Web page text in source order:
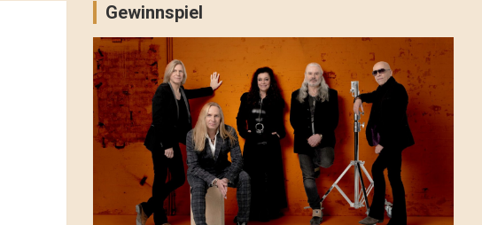
Gewinnspiel